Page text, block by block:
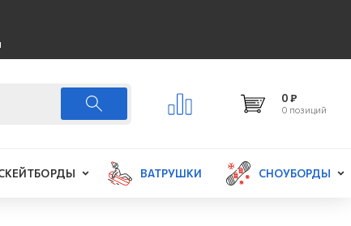
0 ₽
0 позиций
ВАТРУШКИ СНОУБОРДЫ